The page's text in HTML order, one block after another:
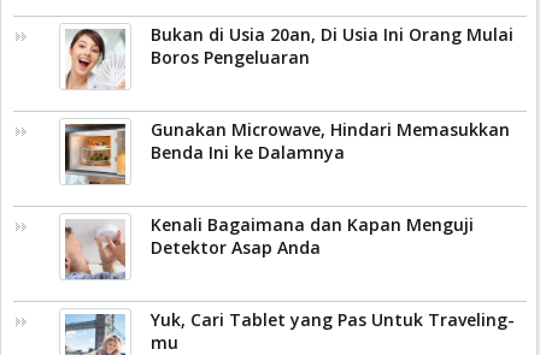
Bukan di Usia 20an, Di Usia Ini Orang Mulai
Boros Pengeluaran
Gunakan Microwave, Hindari Memasukkan
Benda Ini ke Dalamnya
Kenali Bagaimana dan Kapan Menguji
Detektor Asap Anda
Yuk, Cari Tablet yang Pas Untuk Traveling-
mu